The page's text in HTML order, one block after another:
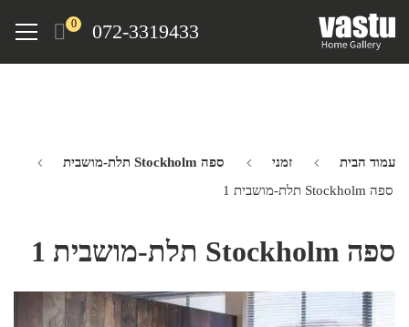
072-3319433
0
Menu
עמוד הבית זמני
ספה Stockholm תלת-מושבית
ספה Stockholm תלת-מושבית 1
ספה Stockholm תלת-מושבית 1